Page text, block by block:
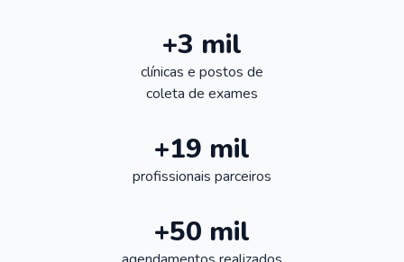
+3 mil
clínicas e postos de
coleta de exames
+19 mil
profissionais parceiros
+50 mil